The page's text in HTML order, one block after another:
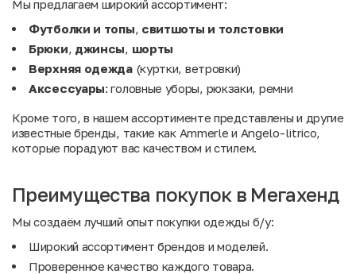
Мы предлагаем широкий ассортимент:
Футболки и топы свитшоты и толстовки
Брюки
джинсы
шорты
Верхняя одежда(куртки, ветровки)
Аксессуары: головные уборы, рюкзаки, ремни
Кроме того, в нашем ассортименте представлены и другие
известные бренды, такие как Ammerle и Angelo-litrico
которые порадуют вас качеством и стилем.
Преимущества покупок в Мегахенд
Мы создаём лучший опыт покупки одежды б/у:
Широкий ассортимент брендов и моделей.
Проверенное качество каждого товара.